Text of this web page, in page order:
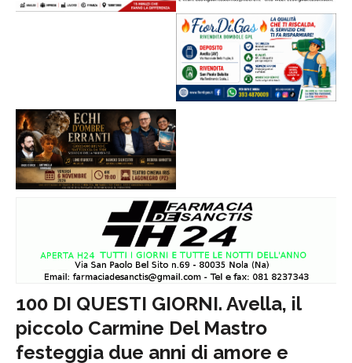
100 DI QUESTI GIORNI. Avella, il
piccolo Carmine Del Mastro
festeggia due anni di amore e